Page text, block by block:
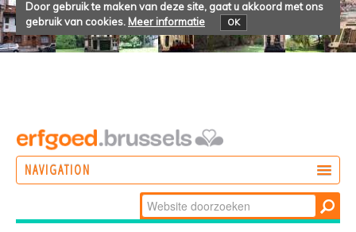
Door gebruik te maken van deze site, gaat u akkoord met ons
gebruik van cookies. Meer informatie OK
NAVIGATION
Zoek
Geavanceerd